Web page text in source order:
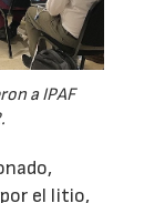
a IPAF
el litio,